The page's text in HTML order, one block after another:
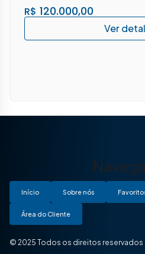
R$ 120.000,00
Início Sobre nós
Área do Cliente
© 2025 Todos os direitos reservados